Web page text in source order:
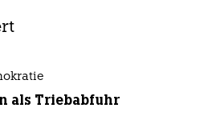
als Triebabfuhr